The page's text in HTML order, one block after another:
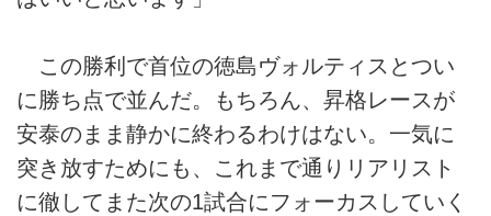
この勝利で首位の徳島ヴォルティスとつい
に勝ち点で並んだ。もちろん、昇格レースが
安泰のまま静かに終わるわけはない。一気に
突き放すためにも、これまで通りリアリスト
に徹してまた次の1試合にフォーカスしていく